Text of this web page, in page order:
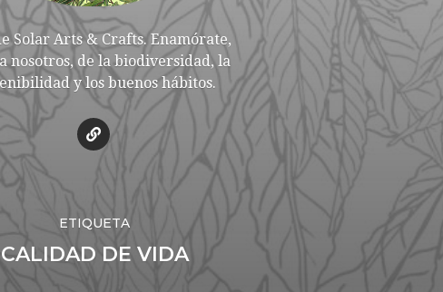
Solar Arts & Crafts. Enamórate,
nosotros, de la biodiversidad, la
y los buenos hábitos.
ETIQUETA
CALIDAD DE VIDA